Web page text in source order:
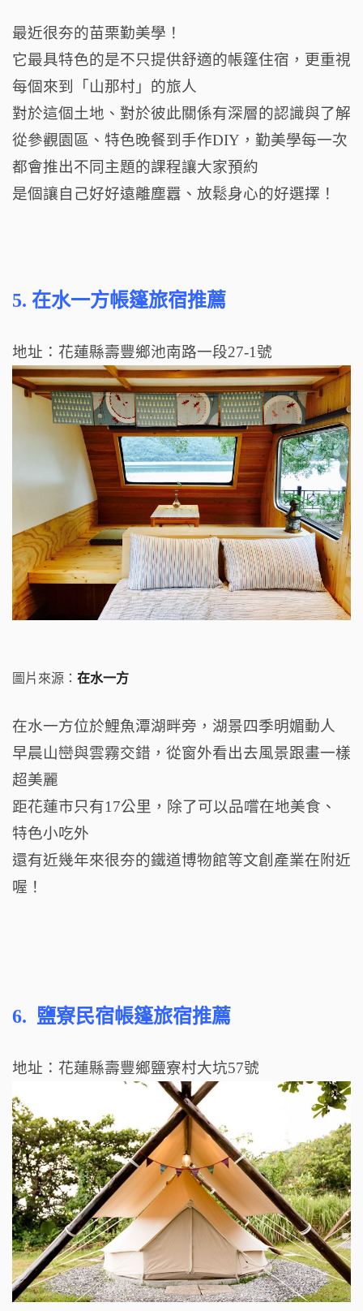
最近很夯的苗栗勤美學！
它最具特色的是不只提供舒適的帳篷住宿，更重視
每個來到「山那村」的旅人
對於這個土地、對於彼此關係有深層的認識與了解
從參觀園區、特色晚餐到手作DIY，勤美學每一次
都會推出不同主題的課程讓大家預約
是個讓自己好好遠離塵囂、放鬆身心的好選擇！
5. 在水一方帳篷旅宿推薦
地址：花蓮縣壽豐鄉池南路一段27-1號
圖片來源： 在水一方
在水一方位於鯉魚潭湖畔旁，湖景四季明媚動人
早晨山巒與雲霧交錯，從窗外看出去風景跟畫一樣
超美麗
距花蓮市只有17公里，除了可以品嚐在地美食、
特色小吃外
還有近幾年來很夯的鐵道博物館等文創產業在附近
喔！
6. 鹽寮民宿帳篷旅宿推薦
地址：花蓮縣壽豐鄉鹽寮村大坑57號